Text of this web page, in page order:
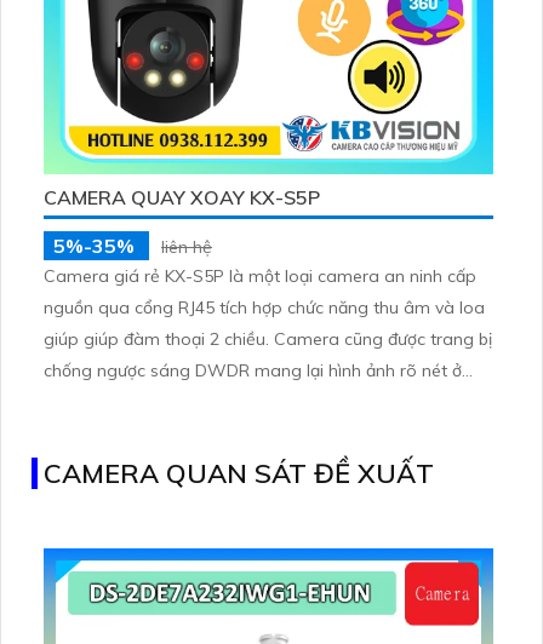
CAMERA QUAY XOAY KX-S5P
5%-35%
liên hệ
Camera giá rẻ KX-S5P là một loại camera an ninh cấp
nguồn qua cổng RJ45 tích hợp chức năng thu âm và loa
giúp giúp đàm thoại 2 chiều. Camera cũng được trang bị
chống ngược sáng DWDR mang lại hình ảnh rõ nét ở
CAMERA QUAN SÁT ĐỀ XUẤT